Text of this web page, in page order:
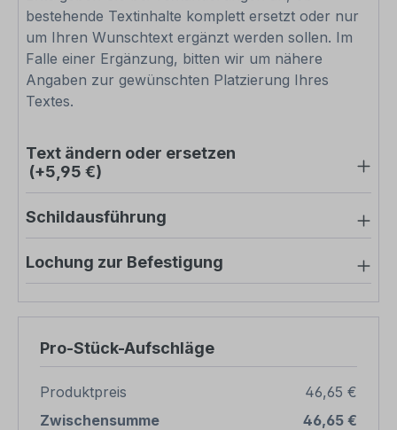
bestehende Textinhalte komplett ersetzt oder nur
um Ihren Wunschtext ergänzt werden sollen. Im
Falle einer Ergänzung, bitten wir um nähere
Angaben zur gewünschten Platzierung Ihres
Textes.
Text ändern oder ersetzen
(+5,95 €)
Schildausführung
Lochung zur Befestigung
Pro-Stück-Aufschläge
Produktpreis
46,65 €
Zwischensumme
46,65 €